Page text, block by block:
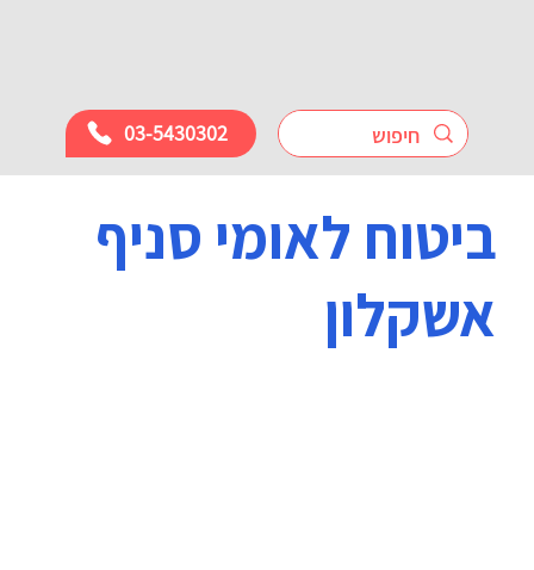
03-5430302
ביטוח לאומי סניף
אשקלון